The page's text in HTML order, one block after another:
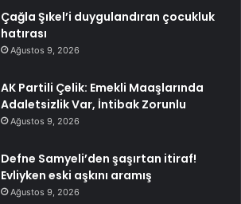
Çağla Şıkel’i duygulandıran çocukluk
hatırası
Ağustos 9, 2026
AK Partili Çelik: Emekli Maaşlarında
Adaletsizlik Var, İntibak Zorunlu
Ağustos 9, 2026
Defne Samyeli’den şaşırtan itiraf!
Evliyken eski aşkını aramış
Ağustos 9, 2026